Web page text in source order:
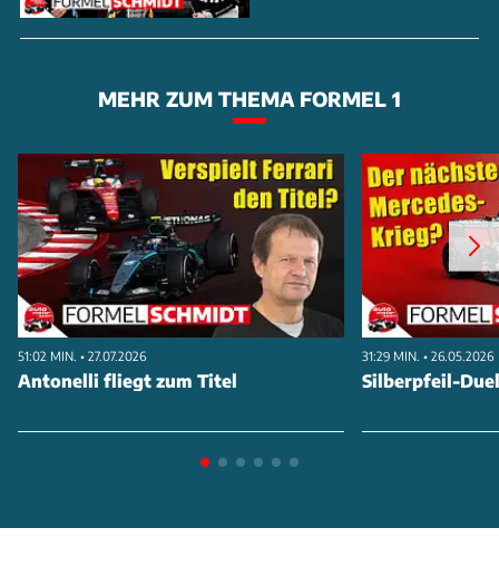
MEHR ZUM THEMA FORMEL 1
51:02 MIN. • 27.07.2026
Antonelli fliegt zum Titel
31:29 MIN. • 26.05.2026
Silberpfeil-